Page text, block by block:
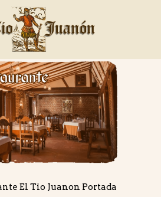
El Tio Juanon Portada